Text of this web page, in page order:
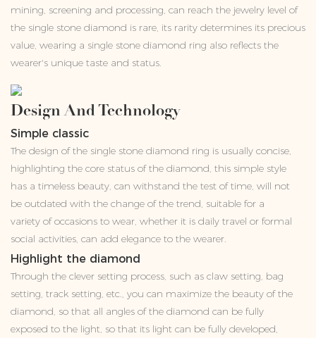
mining, screening and processing, can reach the jewelry level of
the single stone diamond is rare, its rarity determines its precious
value, wearing a single stone diamond ring also reflects the
wearer's unique taste and status.
Design And Technology
Simple classic
The design of the single stone diamond ring is usually concise,
highlighting the core status of the diamond, this simple style
has a timeless beauty, can withstand the test of time, will not
be outdated with the change of the trend, suitable for a
variety of occasions to wear, whether it is daily travel or formal
social activities, can add elegance to the wearer.
Highlight the diamond
Through the clever setting process, such as claw setting, bag
setting, track setting, etc., you can maximize the beauty of the
diamond, so that all angles of the diamond can be fully
exposed to the light, so that its light can be fully developed,